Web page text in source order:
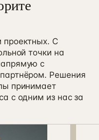
проектных. С
точки на
с
Решения
принимает
с одним из нас за